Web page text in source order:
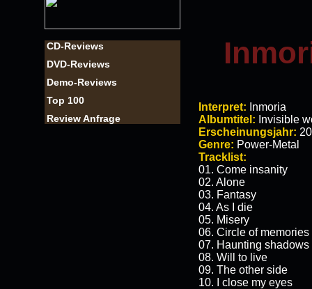
CD-Reviews
DVD-Reviews
Demo-Reviews
Top 100
Review Anfrage
Interpret: Inmoria
Albumtitel: Invisible
Erscheinungsjahr:
Genre: Power-Metal
Tracklist:
01. Come insanity
02. Alone
03. Fantasy
04. As I die
05. Misery
06. Circle of memories
07. Haunting shadows
08. Will to live
09. The other side
10. I close my eyes